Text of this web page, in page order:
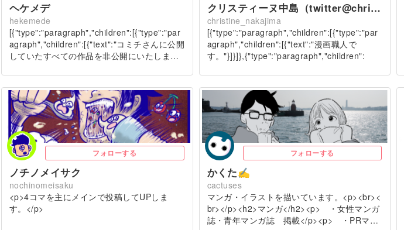
ヘケメデ
hekemede
[{"type":"paragraph","children":[{"type":"par
agraph","children":[{"text":"コミチさんに公開
していたすべての作品を非公開にいたしま…
クリスティーヌ中島（twitter@christine_nakaj）
christine_nakajima
[{"type":"paragraph","children":[{"type":"par
agraph","children":[{"text":"漫画職人で
す。"}]}]},{"type":"paragraph","children":
フォローする
ノチノメイサク
nochinomeisaku
<p>4コマを主にメインで投稿してUPしま
す。</p>
フォローする
かくた✍
cactuses
マンガ・イラストを描いています。<p><br><
br></p><h2>マンガ</h2><p> ・女性マンガ
誌・青年マンガ誌 掲載</p><p> ・PRマ…